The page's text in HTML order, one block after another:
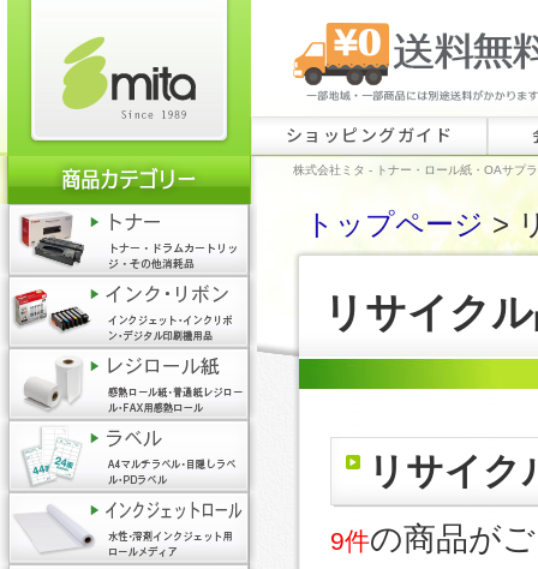
ショッピングガイド
株式会社ミタ - トナー・ロール紙・OAサプ
トップページ>
リサイク
リサイク
9件の商品が